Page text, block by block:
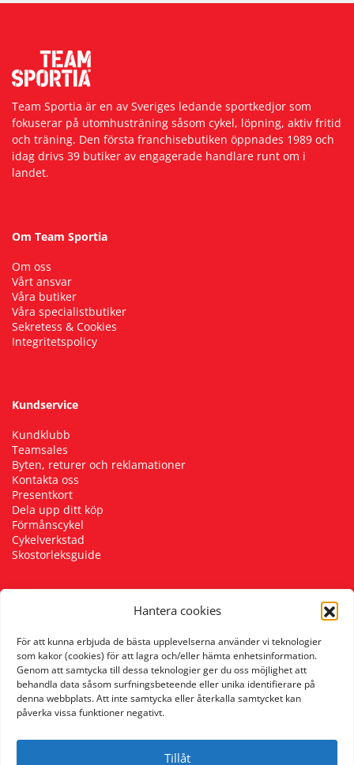
Hantera cookies
För att kunna erbjuda de bästa upplevelserna använder vi teknologier
som kakor (cookies) för att lagra och/eller hämta enhetsinformation.
Genom att samtycka till dessa teknologier ger du oss möjlighet att
behandla data såsom surfningsbeteende eller unika identifierare på
denna webbplats. Att inte samtycka eller återkalla samtycket kan
påverka vissa funktioner negativt.
Tillåt
Team Sportia är en av Sveriges ledande sportkedjor som
fokuserar på utomhusträning såsom cykel, löpning, aktiv fritid
och träning. Den första franchisebutiken öppnades 1989 och
idag drivs 39 butiker av engagerade handlare runt om i
landet.
Om Team Sportia
Om oss
Vårt ansvar
Våra butiker
Våra specialistbutiker
Sekretess & Cookies
Integritetspolicy
Kundservice
Kundklubb
Teamsales
Byten, returer och reklamationer
Kontakta oss
Presentkort
Dela upp ditt köp
Förmånscykel
Cykelverkstad
Skostorleksguide